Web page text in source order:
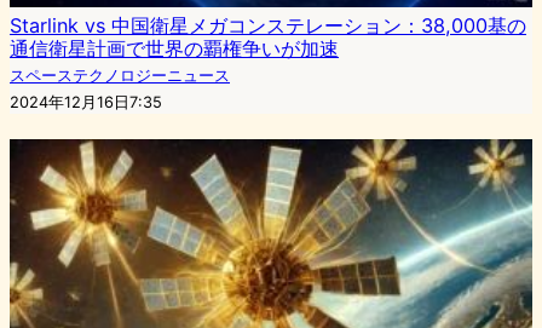
Starlink vs 中国衛星メガコンステレーション：38,000基の
通信衛星計画で世界の覇権争いが加速
スペーステクノロジーニュース
2024年12月16日7:35